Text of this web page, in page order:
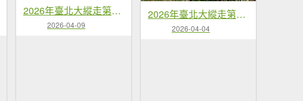
2026年臺北大縱走第七段：世界山莊至飛龍步道政大後山
2026-04-09
2026年臺北大縱走第三段：小油坑至風櫃口(七星山段)
2026-04-04